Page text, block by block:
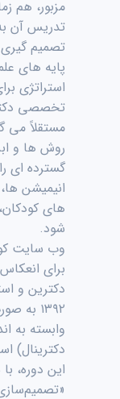
مزبور، هم
تدریس آن
تصمیم گیری
پایه های
استراتژی
تخصصی
مستقلاً می
روش ها و
گسترده ای
انیمیشن
های
شود.
وب سایت
برای
دکترین و
۱۳۹۲ به
وابسته به
دکترینال)
این دوره،